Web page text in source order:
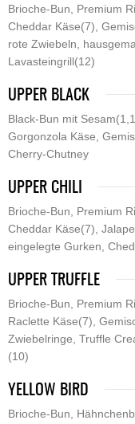
Brioche-Bun, Premium
Cheddar Käse(7),
rote Zwiebeln,
Lavasteingrill(12)
UPPER BLACK
Black-Bun mit
Gorgonzola Käse,
Cherry-Chutney
UPPER CHILI
Brioche-Bun, Premium
Cheddar Käse(7),
eingelegte Gurken,
UPPER TRUFFLE
Brioche-Bun, Premium
Raclette Käse(7),
Zwiebelringe, Truffle
(10)
YELLOW BIRD
Brioche-Bun,